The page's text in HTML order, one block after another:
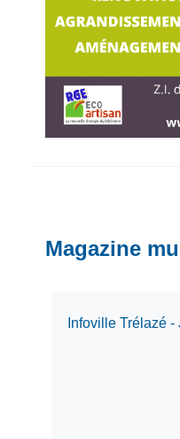
Magazine
Infoville Trélazé